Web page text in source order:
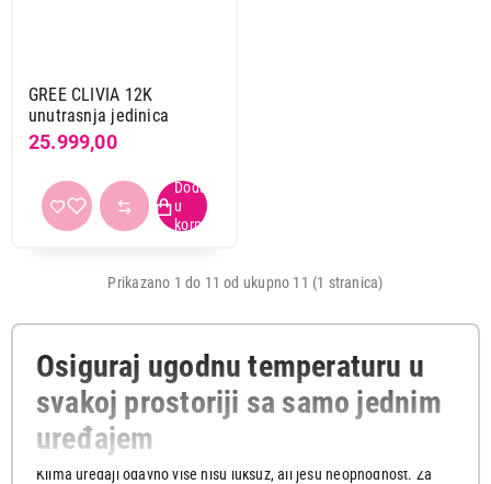
GREE CLIVIA 12K
unutrasnja jedinica
25.999,00
Prikazano 1 do 11 od ukupno 11 (1 stranica)
Osiguraj ugodnu temperaturu u
svakoj prostoriji sa samo jednim
uređajem
Klima uređaji odavno više nisu luksuz, ali jesu neophodnost. Za
Nastavi kupovinu